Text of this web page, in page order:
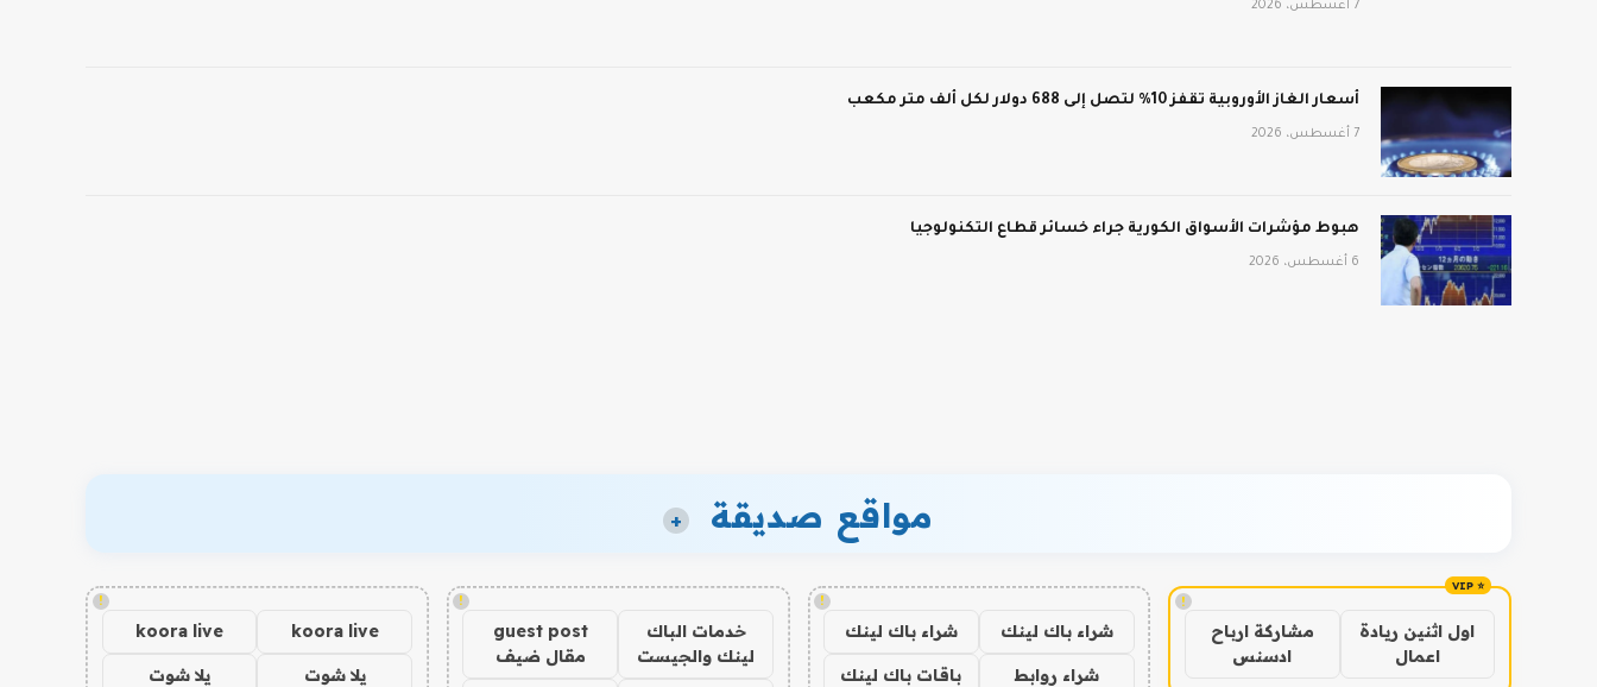
7 أغسطس، 2026
أسعار الغاز الأوروبية تقفز 10% لتصل إلى 688 دولار لكل ألف متر مكعب
7 أغسطس، 2026
هبوط مؤشرات الأسواق الكورية جراء خسائر قطاع التكنولوجيا
6 أغسطس، 2026
مواقع صديقة +
!
اول اثنين ريادة
اعمال
مشاركة ارباح
ادسنس
!
شراء باك لينك شراء باك لينك
شراء روابط
باقات باك لينك
!
خدمات الباك
لينك والجيست
guest post
مقال ضيف
!
koora live
koora live
يلا شوت يلا شوت